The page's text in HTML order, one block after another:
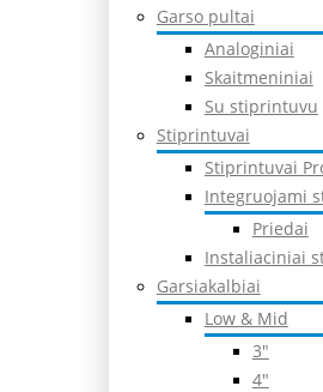
Garso pultai
Analoginiai
Skaitmeniniai
Su stiprintuvu
Stiprintuvai
Stiprintuvai
Integruojami
Priedai
Instaliaciniai
Garsiakalbiai
Low & Mid
3″
4″